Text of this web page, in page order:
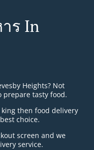
ร In
Heights? Not
prepare tasty food.
then food delivery
choice.
screen and we
service.